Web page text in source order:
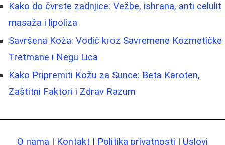
Kako do čvrste zadnjice: Vežbe, ishrana, anti celulit
masaža i lipoliza
Savršena Koža: Vodič kroz Savremene Kozmetičke
Tretmane i Negu Lica
Kako Pripremiti Kožu za Sunce: Beta Karoten,
Zaštitni Faktori i Zdrav Razum
O nama | Kontakt | Politika privatnosti | Uslovi